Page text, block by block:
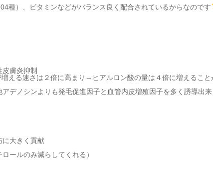
種）、ビタミンなどがバランス良く配合されているからなのです
膚炎抑制
える速さは２倍に高まり→ヒアルロン酸の量は４倍に増えること
デノシンよりも発毛促進因子と血管内皮増殖因子を多く誘導出来
に大きく貢献
ールのみ減らしてくれる）